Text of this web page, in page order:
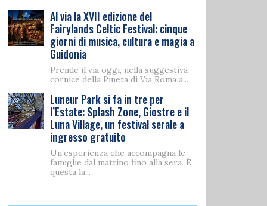
Al via la XVII edizione del
Fairylands Celtic Festival: cinque
giorni di musica, cultura e magia a
Guidonia
Prende il via oggi, nella suggestiva
cornice della Pineta di Via Roma a...
Luneur Park si fa in tre per
l’Estate: Splash Zone, Giostre e il
Luna Village, un festival serale a
ingresso gratuito
Un’esperienza che accompagna le
famiglie dal mattino fino alla sera. È
questa la...